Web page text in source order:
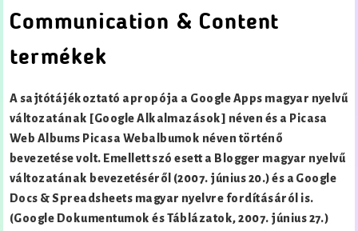
Communication & Content
termékek
A sajtótájékoztató apropója a Google Apps magyar nyelvű
változatának [Google Alkalmazások] néven és a Picasa
Web Albums Picasa Webalbumok néven történő
bevezetése volt. Emellett szó esett a Blogger magyar nyelvű
változatának bevezetéséről (2007. június 20.) és a Google
Docs & Spreadsheets magyar nyelvre fordításáról is.
(Google Dokumentumok és Táblázatok, 2007. június 27.)